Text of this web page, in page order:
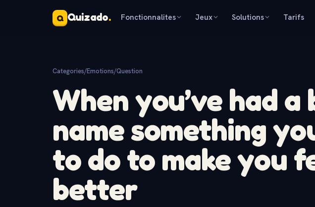
Q Quizado. Fonctionnalites Jeux Solutions Tarifs
Categories/Emotions/Question
When you’ve had a
name something
to do to make you
better